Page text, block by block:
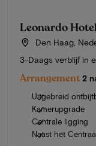
Leonardo
Den Haag,
3-Daags verblijf in
Arrangement 2
Uitgebreid
Kamerupgrade
Centrale ligging
Naast het